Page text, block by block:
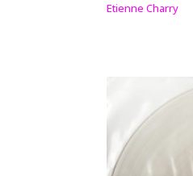
Etienne Charry